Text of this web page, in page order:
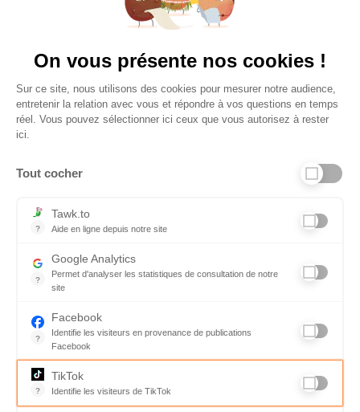
FAQ - réponses à vos questions
Conditions Générales de Service
Charte qualité
Code de déontologie
On vous présente nos cookies !
Sur ce site, nous utilisons des cookies pour mesurer notre audience,
entretenir la relation avec vous et répondre à vos questions en temps
réel. Vous pouvez sélectionner ici ceux que vous autorisez à rester
ici.
Tout cocher
?
Tawk.to
Aide en ligne depuis notre site
?
Google Analytics
Permet d'analyser les statistiques de consultation de notre
site
?
Facebook
Identifie les visiteurs en provenance de publications
Facebook
Parce que vous ne venez pas tous les jours sur notre site, ce
?
TikTok
Identifie les visiteurs de TikTok
Permet de suivre les actions du visiteur sur le site web, et de